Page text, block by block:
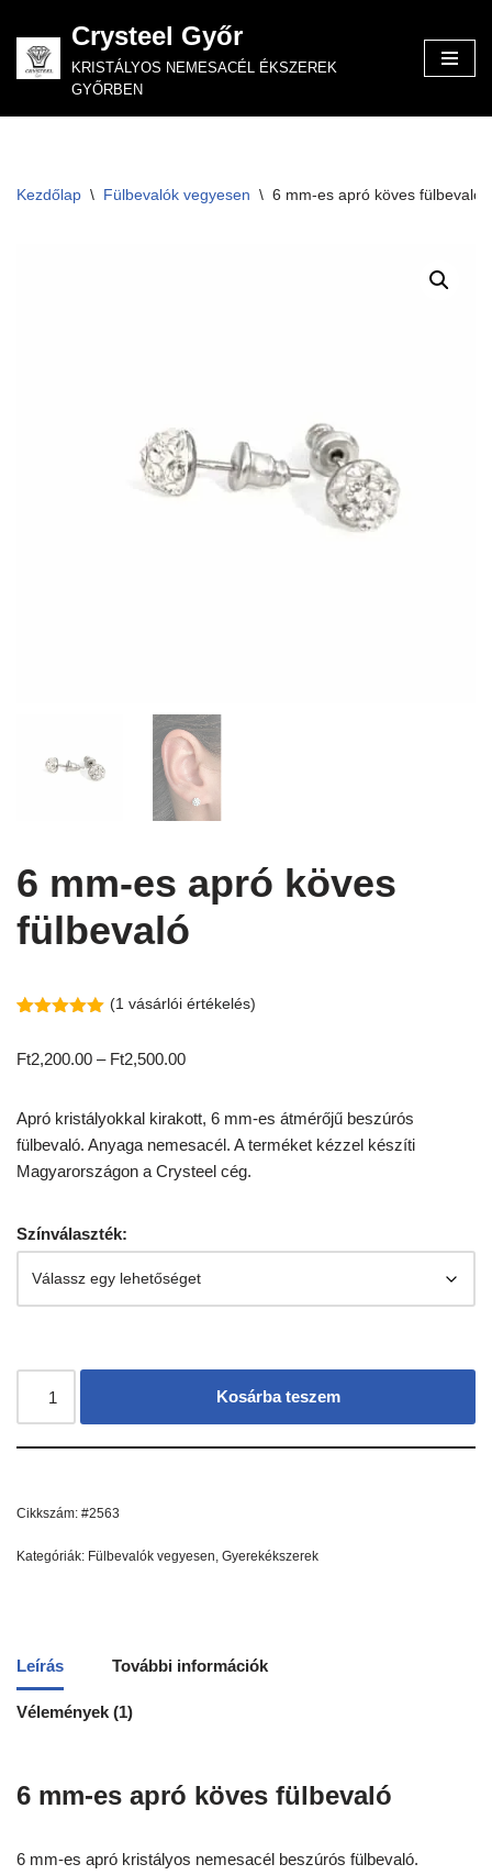
Skip
to
Crysteel Győr
KRISTÁLYOS NEMESACÉL ÉKSZEREK
GYŐRBEN
Kezdőlap \ Fülbevalók vegyesen \ 6 mm-es apró köves fülbevaló
6 mm-es apró köves
fülbevaló
ből,
(1 vásárlói értékelés)
Ft2,200.00 – Ft2,500.00
Apró kristályokkal kirakott, 6 mm-es átmérőjű beszúrós
fülbevaló. Anyaga nemesacél. A terméket kézzel készíti
Magyarországon a Crysteel cég.
Színválaszték:
Kosárba teszem
Cikkszám: #2563
Kategóriák: Fülbevalók vegyesen, Gyerekékszerek
Leírás További információk
Vélemények (1)
6 mm-es apró köves fülbevaló
6 mm-es apró kristályos nemesacél beszúrós fülbevaló.